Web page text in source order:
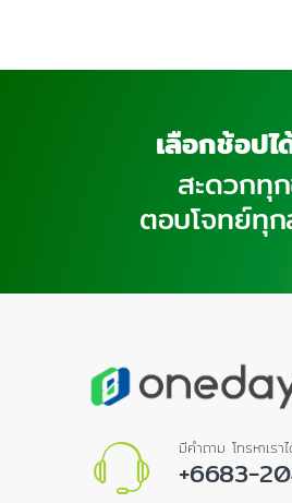
เลือกช้อป
สะดวกทุ
ตอบโจทย์ทุ
มีคำถาม โทรหาเร
+6683-